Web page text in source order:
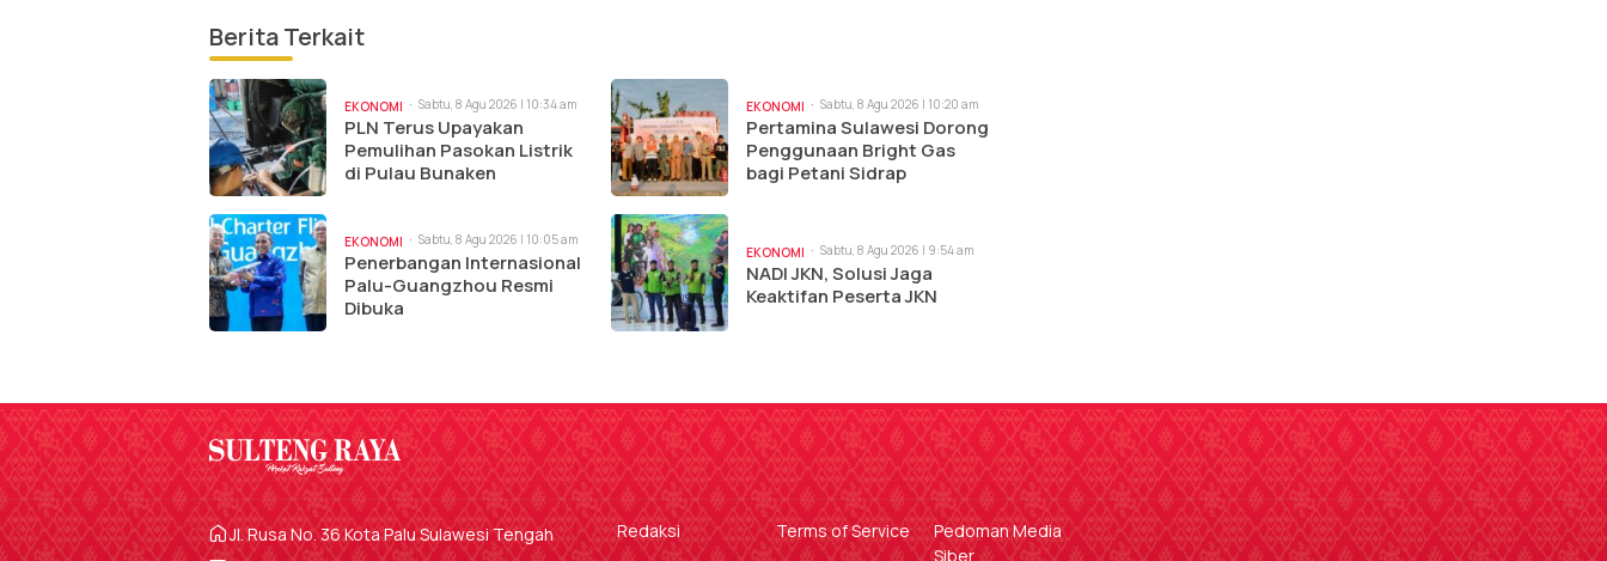
Berita Terkait
EKONOMI Sabtu, 8 Agu 2026 | 10:34 am
PLN Terus Upayakan
Pemulihan Pasokan Listrik
di Pulau Bunaken
EKONOMI Sabtu, 8 Agu 2026 | 10:20 am
Pertamina Sulawesi Dorong
Penggunaan Bright Gas
bagi Petani Sidrap
EKONOMI Sabtu, 8 Agu 2026 | 10:05 am
Penerbangan Internasional
Palu-Guangzhou Resmi
Dibuka
EKONOMI Sabtu, 8 Agu 2026 | 9:54 am
NADI JKN, Solusi Jaga
Keaktifan Peserta JKN
Jl. Rusa No. 36 Kota Palu Sulawesi Tengah
Redaksi Terms of Service
Pedoman Media
Siber